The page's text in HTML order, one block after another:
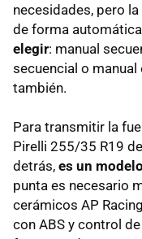
necesidades, pero
de forma
elegir: manual
secuencial o manual
también.
Para transmitir la
Pirelli 255/35 R19
detrás, es un
punta es necesario
cerámicos AP
con ABS y control